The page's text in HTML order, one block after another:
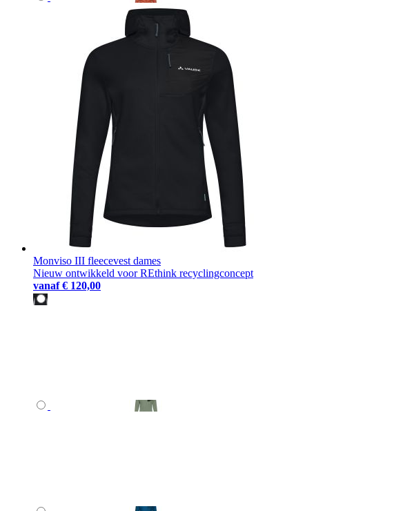
Monviso III fleecevest dames
Nieuw ontwikkeld voor REthink recyclingconcept
vanaf € 120,00